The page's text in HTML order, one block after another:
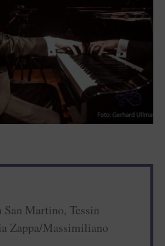
San Martino, Tessin
Zappa/Massimiliano